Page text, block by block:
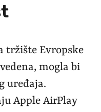
tržište Evropske
mogla bi
uređaja.
Apple AirPlay